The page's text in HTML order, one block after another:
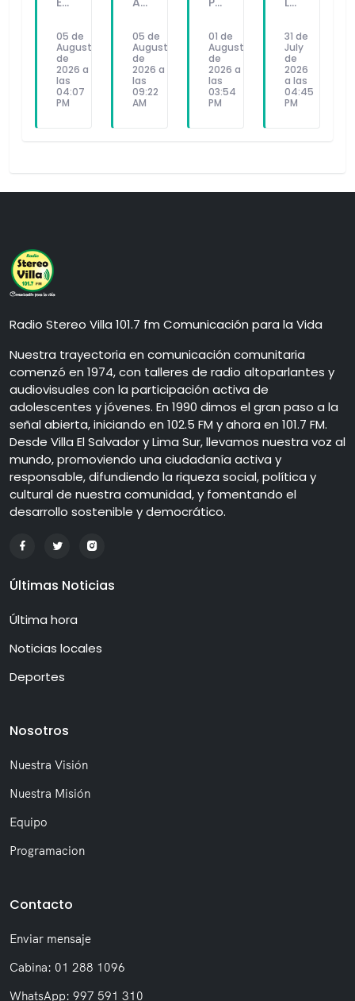
05 de
August
de
2026 a
las
04:07
PM
05 de
August
de
2026 a
las
09:22
AM
01 de
August
de
2026 a
las
03:54
PM
31 de
July
de
2026
a las
04:45
PM
Radio Stereo Villa 101.7 fm Comunicación para la Vida
Nuestra trayectoria en comunicación comunitaria
comenzó en 1974, con talleres de radio altoparlantes y
audiovisuales con la participación activa de
adolescentes y jóvenes. En 1990 dimos el gran paso a la
señal abierta, iniciando en 102.5 FM y ahora en 101.7 FM.
Desde Villa El Salvador y Lima Sur, llevamos nuestra voz al
mundo, promoviendo una ciudadanía activa y
responsable, difundiendo la riqueza social, política y
cultural de nuestra comunidad, y fomentando el
desarrollo sostenible y democrático.
Últimas Noticias
Última hora
Noticias locales
Deportes
Nosotros
Nuestra Visión
Nuestra Misión
Equipo
Programacion
Contacto
Enviar mensaje
Cabina: 01 288 1096
WhatsApp: 997 591 310